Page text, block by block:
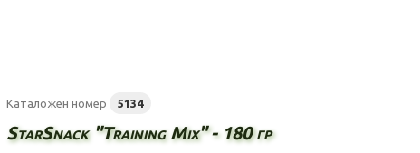
Каталожен номер 5134
StarSnack "Training Mix" - 180 гр